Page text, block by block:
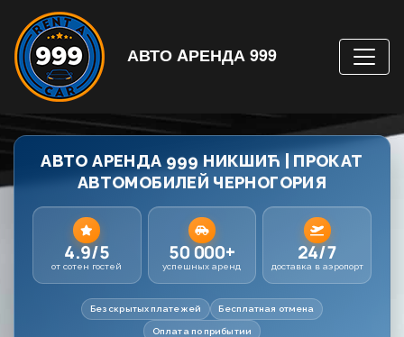
АВТО AРЕНДА 999
АВТО АРЕНДА 999 НИКШИЋ | ПРОКАТ
АВТОМОБИЛЕЙ ЧЕРНОГОРИЯ
4.9/5
от сотен гостей
50 000+
успешных аренд
24/7
доставка в аэропорт
Без скрытых платежей Бесплатная отмена
Оплата по прибытии